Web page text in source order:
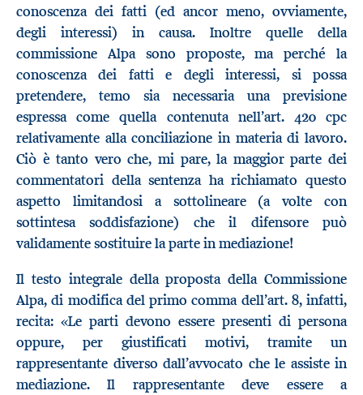
conoscenza dei fatti (ed ancor meno, ovviamente,
degli interessi) in causa. Inoltre quelle della
commissione Alpa sono proposte, ma perché la
conoscenza dei fatti e degli interessi, si possa
pretendere, temo sia necessaria una previsione
espressa come quella contenuta nell’art. 420 cpc
relativamente alla conciliazione in materia di lavoro.
Ciò è tanto vero che, mi pare, la maggior parte dei
commentatori della sentenza ha richiamato questo
aspetto limitandosi a sottolineare (a volte con
sottintesa soddisfazione) che il difensore può
validamente sostituire la parte in mediazione!
Il testo integrale della proposta della Commissione
Alpa, di modifica del primo comma dell’art. 8, infatti,
recita: «Le parti devono essere presenti di persona
oppure, per giustificati motivi, tramite un
rappresentante diverso dall’avvocato che le assiste in
mediazione. Il rappresentante deve essere a